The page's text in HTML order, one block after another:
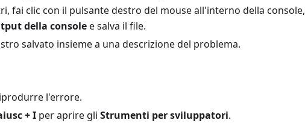
fai clic con il pulsante destro del mouse all'interno della console,
della consolee salva il file.
salvato insieme a una descrizione del problema.
l'errore.
+ I per aprire gli Strumenti per sviluppatori.